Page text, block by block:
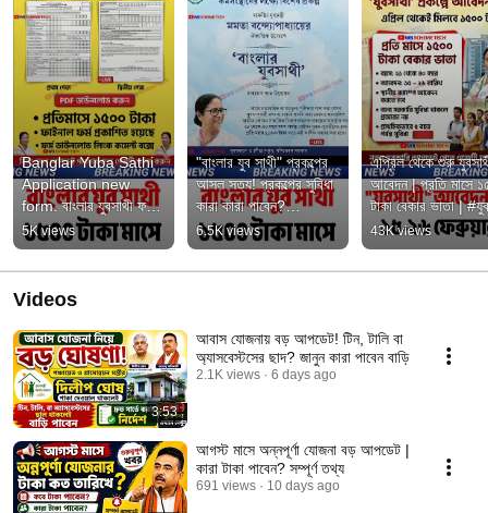
Banglar Yuba Sathi
Application new
form. বাংলার যুবসাথী ফর্ম
YuvaSathi2026
#WBGovernment
5K views
"বাংলার যুব সাথী" প্রকল্পের
আসল সত্য! প্রকল্পের সুবিধা
কারা কারা পাবেন?
#YuvaSathiPrakalpo
News
6.5K views
এপ্রিল থেকে শুরু
আবেদন | প্রতি মাসে
টাকা বেকার ভাতা |
43K views
Videos
3:53
আবাস যোজনায় বড় আপডেট! টিন, টালি বা
অ্যাসবেস্টসের ছাদ? জানুন কারা পাবেন বাড়ি
2.1K views 6 days ago
আগস্ট মাসে অন্নপূর্ণা যোজনা বড় আপডেট |
কারা টাকা পাবেন? সম্পূর্ণ তথ্য
691 views 10 days ago